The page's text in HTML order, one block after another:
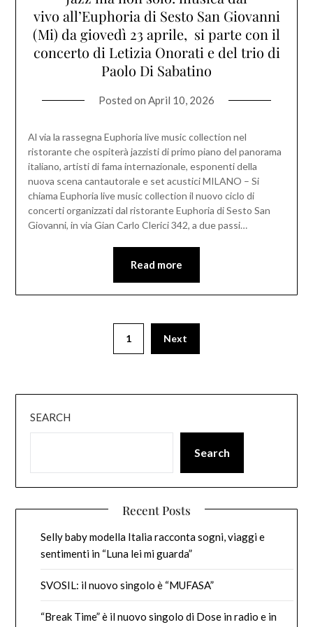
vivo all’Euphoria di Sesto San Giovanni
(Mi) da giovedì 23 aprile, si parte con il
concerto di Letizia Onorati e del trio di
Paolo Di Sabatino
Posted on April 10, 2026
Al via la rassegna Euphoria live music collection nel
ristorante che ospiterà jazzisti di primo piano del panorama
italiano, artisti di fama internazionale, esponenti della
nuova scena cantautorale e set acustici MILANO – Si
chiama Euphoria live music collection il nuovo ciclo di
concerti organizzati dal ristorante Euphoria di Sesto San
Giovanni, in via Gian Carlo Clerici 342, a due passi…
Read more
1 Next
SEARCH
Search
Recent Posts
Selly baby modella Italia racconta sogni, viaggi e
sentimenti in “Luna lei mi guarda”
SVOSIL: il nuovo singolo è “MUFASA”
“Break Time” è il nuovo singolo di Dose in radio e in